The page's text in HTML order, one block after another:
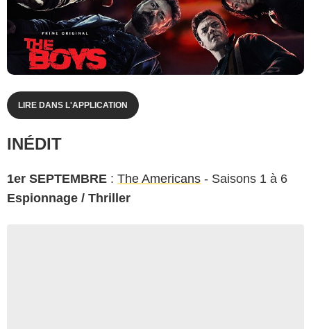
LIRE DANS L'APPLICATION
INÉDIT
1er SEPTEMBRE : The Americans - Saisons 1 à 6
Espionnage / Thriller